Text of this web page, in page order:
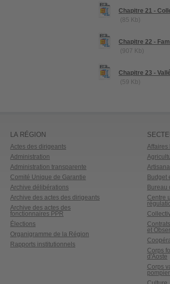
Chapitre 21 -
(85 Kb)
Chapitre 22 -
(907 Kb)
Chapitre 23 -
(59 Kb)
LA RÉGION
Actes des dirigeants
Administration
Administration transparente
Comité Unique de Garantie
Archive délibérations
Archive des actes des dirigeants
Archive des actes des
fonctionnaires PPR
Élections
Organigramme de la Région
Rapports institutionnels
Affaires
Budget
Bureau
Centre
et
Corps
d'Aoste
Corps